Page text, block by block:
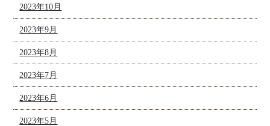
2023年10月
2023年9月
2023年8月
2023年7月
2023年6月
2023年5月